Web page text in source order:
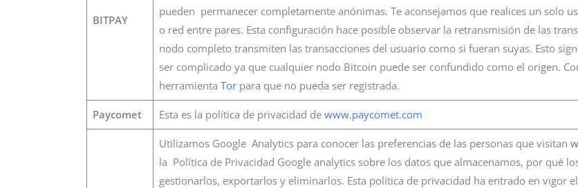
BITPAY
pueden permanecer completamente anónimas. Te aconsejamos que realices un
o red entre pares. Esta configuración hace posible observar la retransmisión de las
nodo completo transmiten las transacciones del usuario como si fueran suyas. Esto
ser complicado ya que cualquier nodo Bitcoin puede ser confundido como el origen.
herramienta Torpara que no pueda ser registrada.
Paycomet Esta es la política de privacidad de www.paycomet.com
Utilizamos Google Analytics para conocer las preferencias de las personas que visitan
la Política de Privacidad Google analytics sobre los datos que almacenamos, por qué
gestionarlos, exportarlos y eliminarlos. Esta política de privacidad ha entrado en vigor